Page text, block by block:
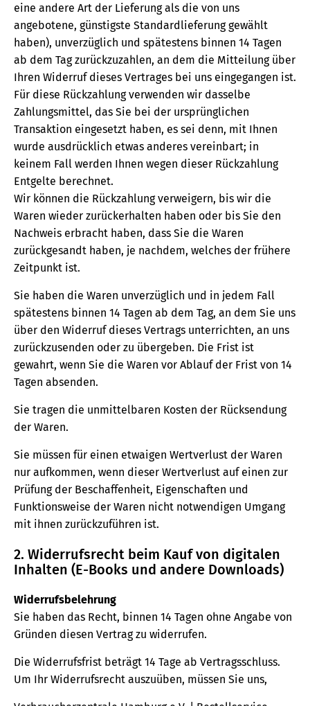
eine andere Art der Lieferung als die von uns
angebotene, günstigste Standardlieferung gewählt
haben), unverzüglich und spätestens binnen 14 Tagen
ab dem Tag zurückzuzahlen, an dem die Mitteilung über
Ihren Widerruf dieses Vertrages bei uns eingegangen ist.
Für diese Rückzahlung verwenden wir dasselbe
Zahlungsmittel, das Sie bei der ursprünglichen
Transaktion eingesetzt haben, es sei denn, mit Ihnen
wurde ausdrücklich etwas anderes vereinbart; in
keinem Fall werden Ihnen wegen dieser Rückzahlung
Entgelte berechnet.
Wir können die Rückzahlung verweigern, bis wir die
Waren wieder zurückerhalten haben oder bis Sie den
Nachweis erbracht haben, dass Sie die Waren
zurückgesandt haben, je nachdem, welches der frühere
Zeitpunkt ist.
Sie haben die Waren unverzüglich und in jedem Fall
spätestens binnen 14 Tagen ab dem Tag, an dem Sie uns
über den Widerruf dieses Vertrags unterrichten, an uns
zurückzusenden oder zu übergeben. Die Frist ist
gewahrt, wenn Sie die Waren vor Ablauf der Frist von 14
Tagen absenden.
Sie tragen die unmittelbaren Kosten der Rücksendung
der Waren.
Sie müssen für einen etwaigen Wertverlust der Waren
nur aufkommen, wenn dieser Wertverlust auf einen zur
Prüfung der Beschaffenheit, Eigenschaften und
Funktionsweise der Waren nicht notwendigen Umgang
mit ihnen zurückzuführen ist.
2. Widerrufsrecht beim Kauf von digitalen
Inhalten (E-Books und andere Downloads)
Widerrufsbelehrung
Sie haben das Recht, binnen 14 Tagen ohne Angabe von
Gründen diesen Vertrag zu widerrufen.
Die Widerrufsfrist beträgt 14 Tage ab Vertragsschluss.
Um Ihr Widerrufsrecht auszuüben, müssen Sie uns,